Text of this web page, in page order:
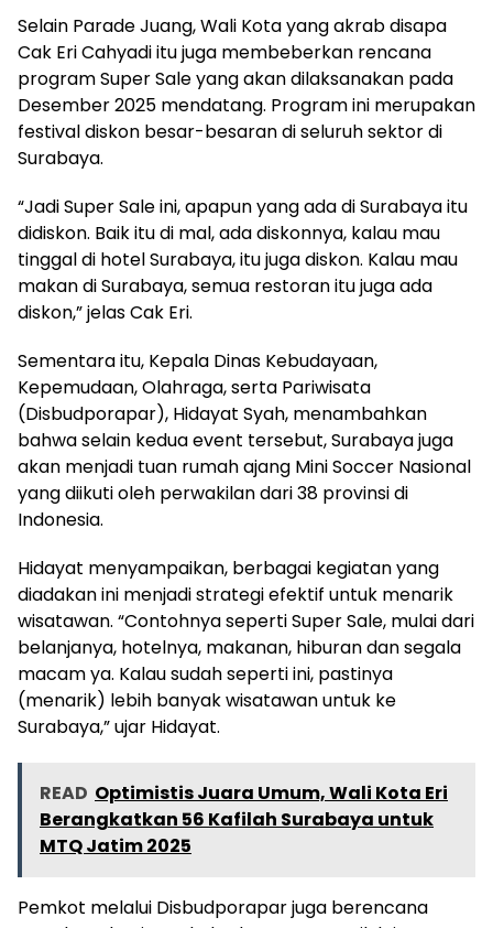
Selain Parade Juang, Wali Kota yang akrab disapa
Cak Eri Cahyadi itu juga membeberkan rencana
program Super Sale yang akan dilaksanakan pada
Desember 2025 mendatang. Program ini merupakan
festival diskon besar-besaran di seluruh sektor di
Surabaya.
“Jadi Super Sale ini, apapun yang ada di Surabaya itu
didiskon. Baik itu di mal, ada diskonnya, kalau mau
tinggal di hotel Surabaya, itu juga diskon. Kalau mau
makan di Surabaya, semua restoran itu juga ada
diskon,” jelas Cak Eri.
Sementara itu, Kepala Dinas Kebudayaan,
Kepemudaan, Olahraga, serta Pariwisata
(Disbudporapar), Hidayat Syah, menambahkan
bahwa selain kedua event tersebut, Surabaya juga
akan menjadi tuan rumah ajang Mini Soccer Nasional
yang diikuti oleh perwakilan dari 38 provinsi di
Indonesia.
Hidayat menyampaikan, berbagai kegiatan yang
diadakan ini menjadi strategi efektif untuk menarik
wisatawan. “Contohnya seperti Super Sale, mulai dari
belanjanya, hotelnya, makanan, hiburan dan segala
macam ya. Kalau sudah seperti ini, pastinya
(menarik) lebih banyak wisatawan untuk ke
Surabaya,” ujar Hidayat.
READ Optimistis Juara Umum, Wali Kota Eri
Berangkatkan 56 Kafilah Surabaya untuk
MTQ Jatim 2025
Pemkot melalui Disbudporapar juga berencana